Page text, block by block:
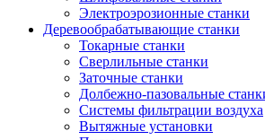
Электроэрозионные станки
Деревообрабатывающие станки
Токарные станки
Сверлильные станки
Заточные станки
Долбежно-пазовальные
Системы фильтрации воздуха
Вытяжные установки